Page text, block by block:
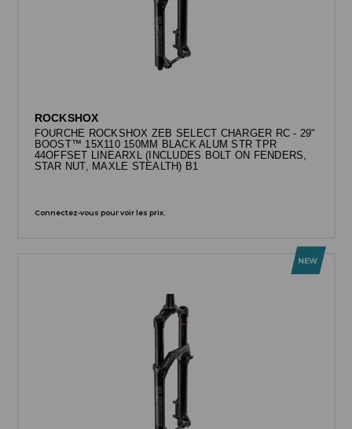
ROCKSHOX
FOURCHE ROCKSHOX ZEB SELECT CHARGER RC - 29"
BOOST™ 15X110 150MM BLACK ALUM STR TPR
44OFFSET LINEARXL (INCLUDES BOLT ON FENDERS,
STAR NUT, MAXLE STEALTH) B1
Connectez-vous pour voir les prix.